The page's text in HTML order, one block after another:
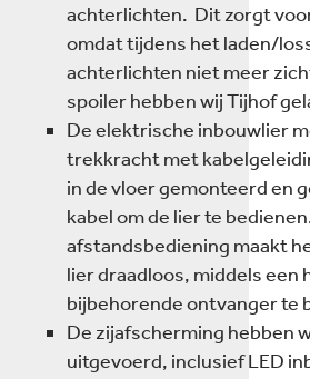
achterlichten. Dit zorgt
omdat tijdens het laden/
achterlichten niet meer
spoiler hebben wij Tijhof
De elektrische inbouwlier
trekkracht met
in de vloer gemonteerd en
kabel om de lier te
afstandsbediening maakt
lier draadloos, middels een
bijbehorende ontvanger te
De zijafscherming hebben
uitgevoerd, inclusief LED